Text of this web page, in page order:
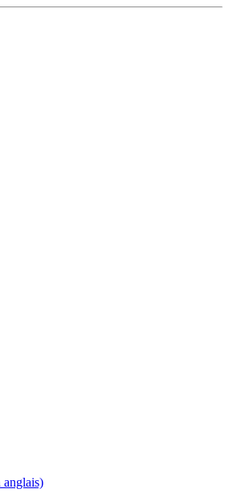
anglais)